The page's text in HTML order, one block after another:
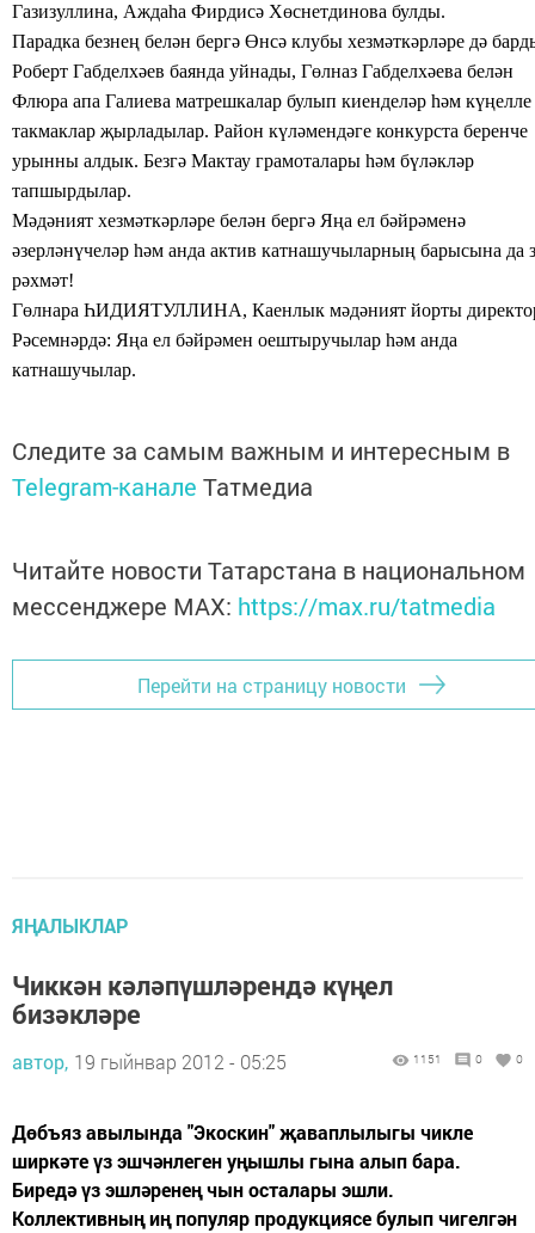
Газизуллина, Аждаһа Фирдисә Хөснетдинова булды.
Парадка безнең белән бергә Өнсә клубы хезмәткәрләре дә
Роберт Габделхәев баянда уйнады, Гөлназ Габделхәева белән
Флюра апа Галиева матрешкалар булып киенделәр һәм күңелле
такмаклар җырладылар. Район күләмендәге конкурста беренче
урынны алдык. Безгә Мактау грамоталары һәм бүләкләр
тапшырдылар.
Мәдәният хезмәткәрләре белән бергә Яңа ел бәйрәменә
әзерләнүчеләр һәм анда актив катнашучыларның барысына да
рәхмәт!
Гөлнара ҺИДИЯТУЛЛИНА, Каенлык мәдәният йорты
Рәсемнәрдә: Яңа ел бәйрәмен оештыручылар һәм анда
катнашучылар.
Следите за самым важным и интересным в
Telegram-канале Татмедиа
Читайте новости Татарстана в национальном
мессенджере MАХ: https://max.ru/tatmedia
Перейти на страницу новости
ЯҢАЛЫКЛАР
Чиккән кәләпүшләрендә күңел
бизәкләре
автор, 19 гыйнвар 2012 - 05:25 1151 0 0
Дөбъяз авылында "Экоскин" җаваплылыгы чикле
ширкәте үз эшчәнлеген уңышлы гына алып бара.
Биредә үз эшләренең чын осталары эшли.
Коллективның иң популяр продукциясе булып чигелгән